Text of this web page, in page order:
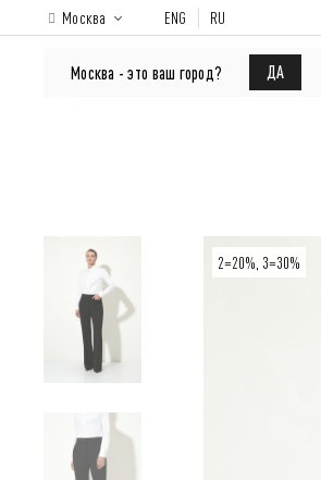
Москва
Москва - это ваш город? ДА
ENG RU
ONLINE-SHOP About brand
2=20%, 3=30%